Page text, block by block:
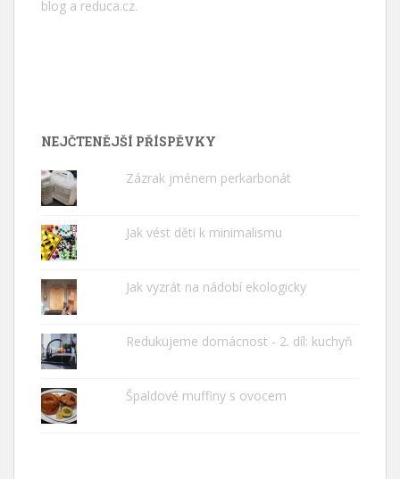
blog a reduca.cz.
NEJČTENĚJŠÍ PŘÍSPĚVKY
Zázrak jménem perkarbonát
Jak vést děti k minimalismu
Jak vyzrát na nádobí ekologicky
Redukujeme domácnost - 2. díl: kuchyň
Špaldové muffiny s ovocem